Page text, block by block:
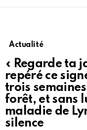
Actualité
« Regarde ta
repéré ce
trois
forêt, et sans
maladie de
silence